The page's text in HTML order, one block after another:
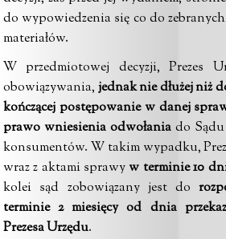
do wypowiedzenia się co do
materiałów.
W przedmiotowej decyzji, Prezes
obowiązywania, jednak nie dłużej niż
kończącej postępowanie w danej
prawo wniesienia odwołania do
konsumentów. W takim wypadku,
wraz z aktami sprawyw terminie 10
kolei sąd zobowiązany jest do
terminie 2 miesięcy od dnia
Prezesa Urzędu.